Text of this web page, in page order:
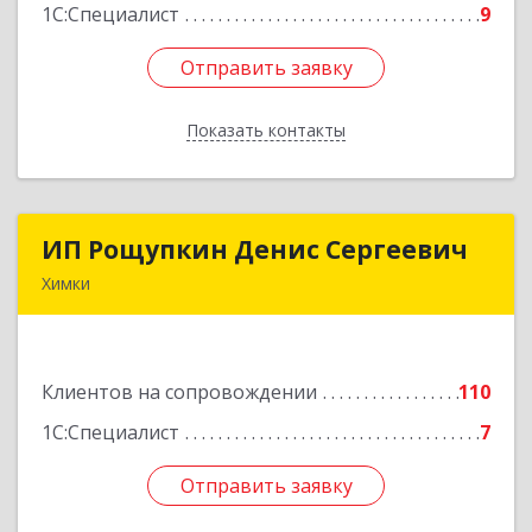
1С:Специалист 9
Отправить заявку
Показать контакты
Отправить заявку
Назад
ИП Рощупкин Денис Сергеевич
Химки
Клиентов на сопровождении
110
1С:Специалист
7
Отправить заявку
ИП Рощупкин Денис Сергеевич
Подробнее
Отправить заявку